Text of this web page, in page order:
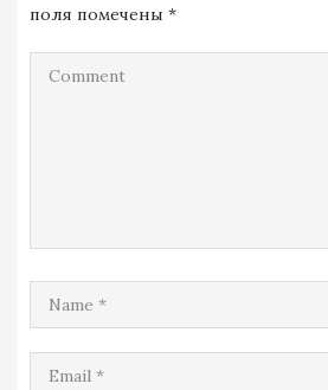
поля помечены *